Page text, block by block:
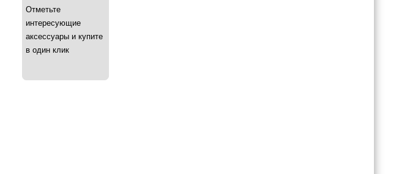
Отметьте
интересующие
аксессуары и купите
в один клик